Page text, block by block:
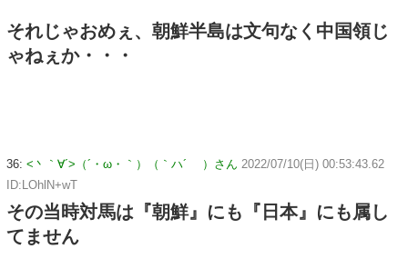
それじゃおめぇ、朝鮮半島は文句なく中国領じ
ゃねぇか・・・
36: <丶｀∀´>（´・ω・｀）（｀ハ´ ）さん 2022/07/10(日) 00:53:43.62
ID:LOhlN+wT
その当時対馬は『朝鮮』にも『日本』にも属し
てません